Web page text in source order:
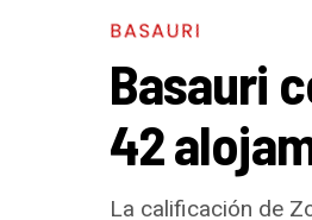
los vecinos y
En cuanto a
destacaría el
Actuación
en edificios
BASAURI
Basauri
42
La calificación de